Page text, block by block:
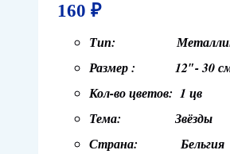
160 ₽
Тип:
Размер : 12″- 30
Кол-во цветов: 1 цв
Тема: Звёзды
Страна: Бельгия